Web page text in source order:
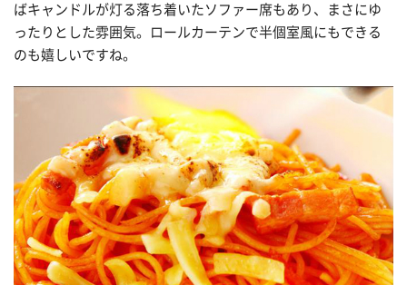
ばキャンドルが灯る落ち着いたソファー席もあり、まさにゆ
ったりとした雰囲気。ロールカーテンで半個室風にもできる
のも嬉しいですね。